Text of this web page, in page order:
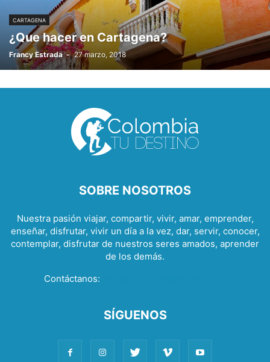
CARTAGENA
¿Que hacer en Cartagena?
Francy Estrada - 27 marzo, 2018
SOBRE NOSOTROS
Nuestra pasión viajar, compartir, vivir, amar, emprender,
enseñar, disfrutar, vivir un día a la vez, dar, servir, conocer,
contemplar, disfrutar de nuestros seres amados, aprender
de los demás.
Contáctanos:
SÍGUENOS